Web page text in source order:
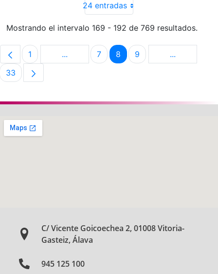
24 entradas
Mostrando el intervalo 169 - 192 de 769 resultados.
Página
1 ...Páginas intermedias Use TAB para
Página
7 Página
8 Página
9 ...Páginas
Página
33
C/ Vicente Goicoechea 2, 01008 Vitoria-
Gasteiz, Álava
945 125 100